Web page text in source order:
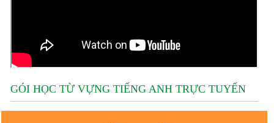
GÓI HỌC TỪ VỰNG TIẾNG ANH TRỰC TUYẾN